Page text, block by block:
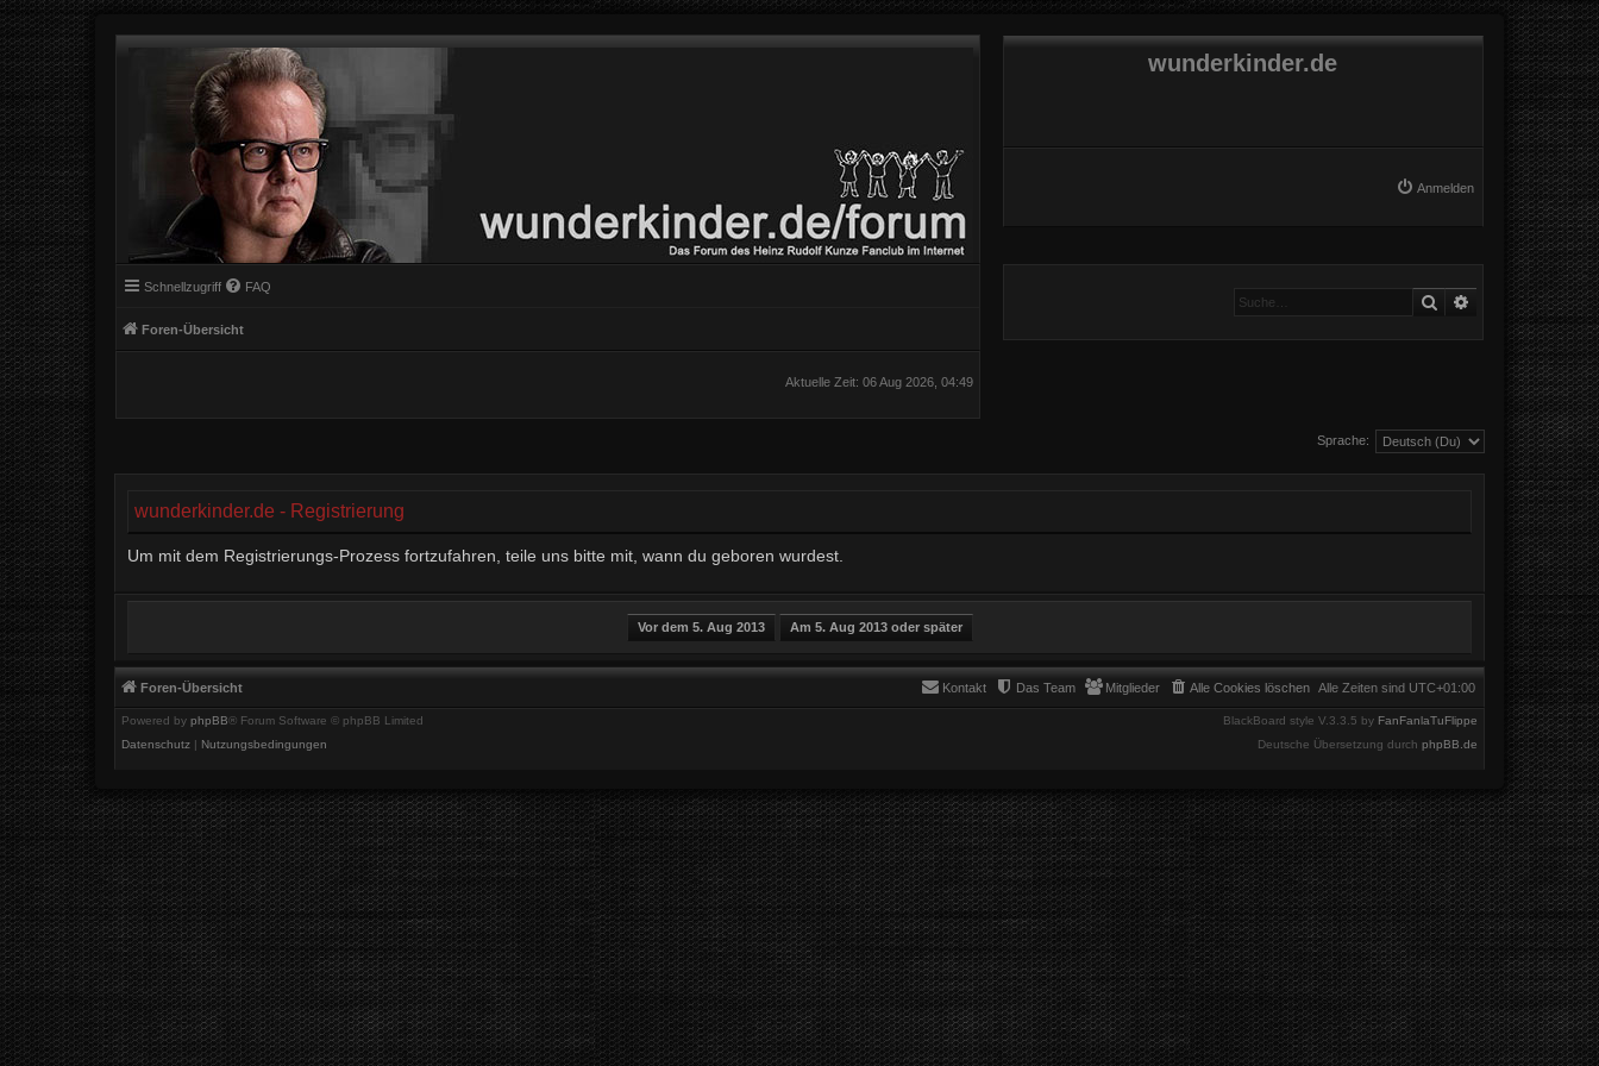
wunderkinder.de
Anmelden
Schnellzugriff FAQ
Foren-Übersicht
Suche Erweiterte Suche
Aktuelle Zeit: 06 Aug 2026, 04:49
Sprache:
wunderkinder.de - Registrierung
Um mit dem Registrierungs-Prozess fortzufahren, teile uns bitte mit, wann du geboren wurdest.
Foren-Übersicht Alle Zeiten sind UTC+01:00
Alle Cookies löschen
Mitglieder
Das Team
Kontakt
Powered by phpBB® Forum Software © phpBB Limited BlackBoard style V.3.3.5 by FanFanlaTuFlippe
Deutsche Übersetzung durch phpBB.de
Datenschutz | Nutzungsbedingungen